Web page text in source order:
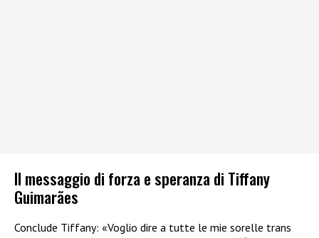
Il messaggio di forza e speranza di Tiffany
Guimarães
Conclude Tiffany: «Voglio dire a tutte le mie sorelle trans